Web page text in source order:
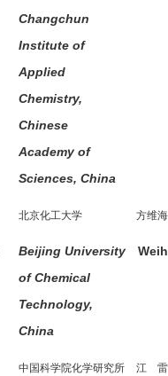
Changchun
Institute of
Applied
Chemistry,
Chinese
Academy of
Sciences, China
北京化工大学
Beijing University
of Chemical
Technology,
China
方维海
中国科学院化学研究所 江 雷